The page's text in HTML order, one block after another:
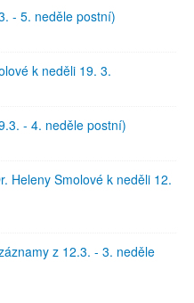
- 5. neděle postní)
k neděli 19. 3.
- 4. neděle postní)
Heleny Smolové k neděli 12.
z 12.3. - 3. neděle